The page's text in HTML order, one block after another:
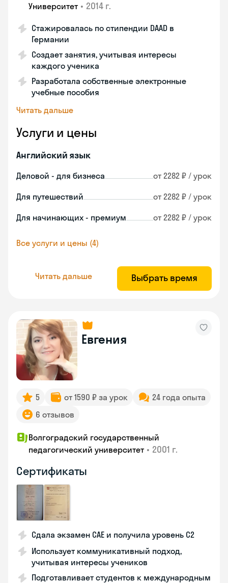
Университет • 2014 г.
Стажировалась по стипендии DAAD в
Германии
Создает занятия, учитывая интересы
каждого ученика
Разработала собственные электронные
учебные пособия
Читать дальше
Услуги и цены
Английский язык
Деловой - для бизнеса от 2282 ₽ / урок
Для путешествий от 2282 ₽ / урок
Для начинающих - премиум от 2282 ₽ / урок
Все услуги и цены (4)
Читать дальше Выбрать время
Евгения
5 от 1590 ₽ за урок
24 года опыта
6 отзывов
Волгоградский государственный
педагогический университет • 2001 г.
Сертификаты
Сдала экзамен CAE и получила уровень С2
Использует коммуникативный подход,
учитывая интересы учеников
Подготавливает студентов к международным